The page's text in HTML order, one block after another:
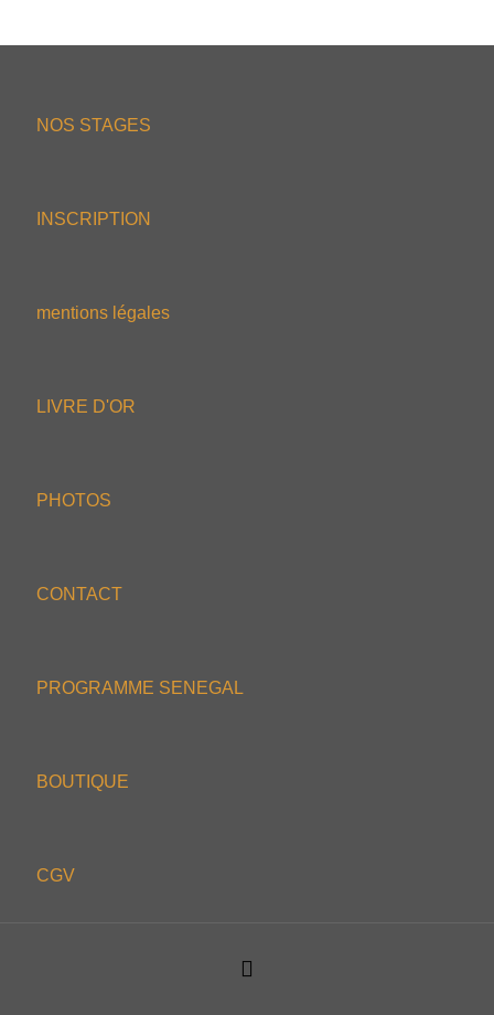
NOS STAGES
INSCRIPTION
mentions légales
LIVRE D'OR
PHOTOS
CONTACT
PROGRAMME SENEGAL
BOUTIQUE
CGV